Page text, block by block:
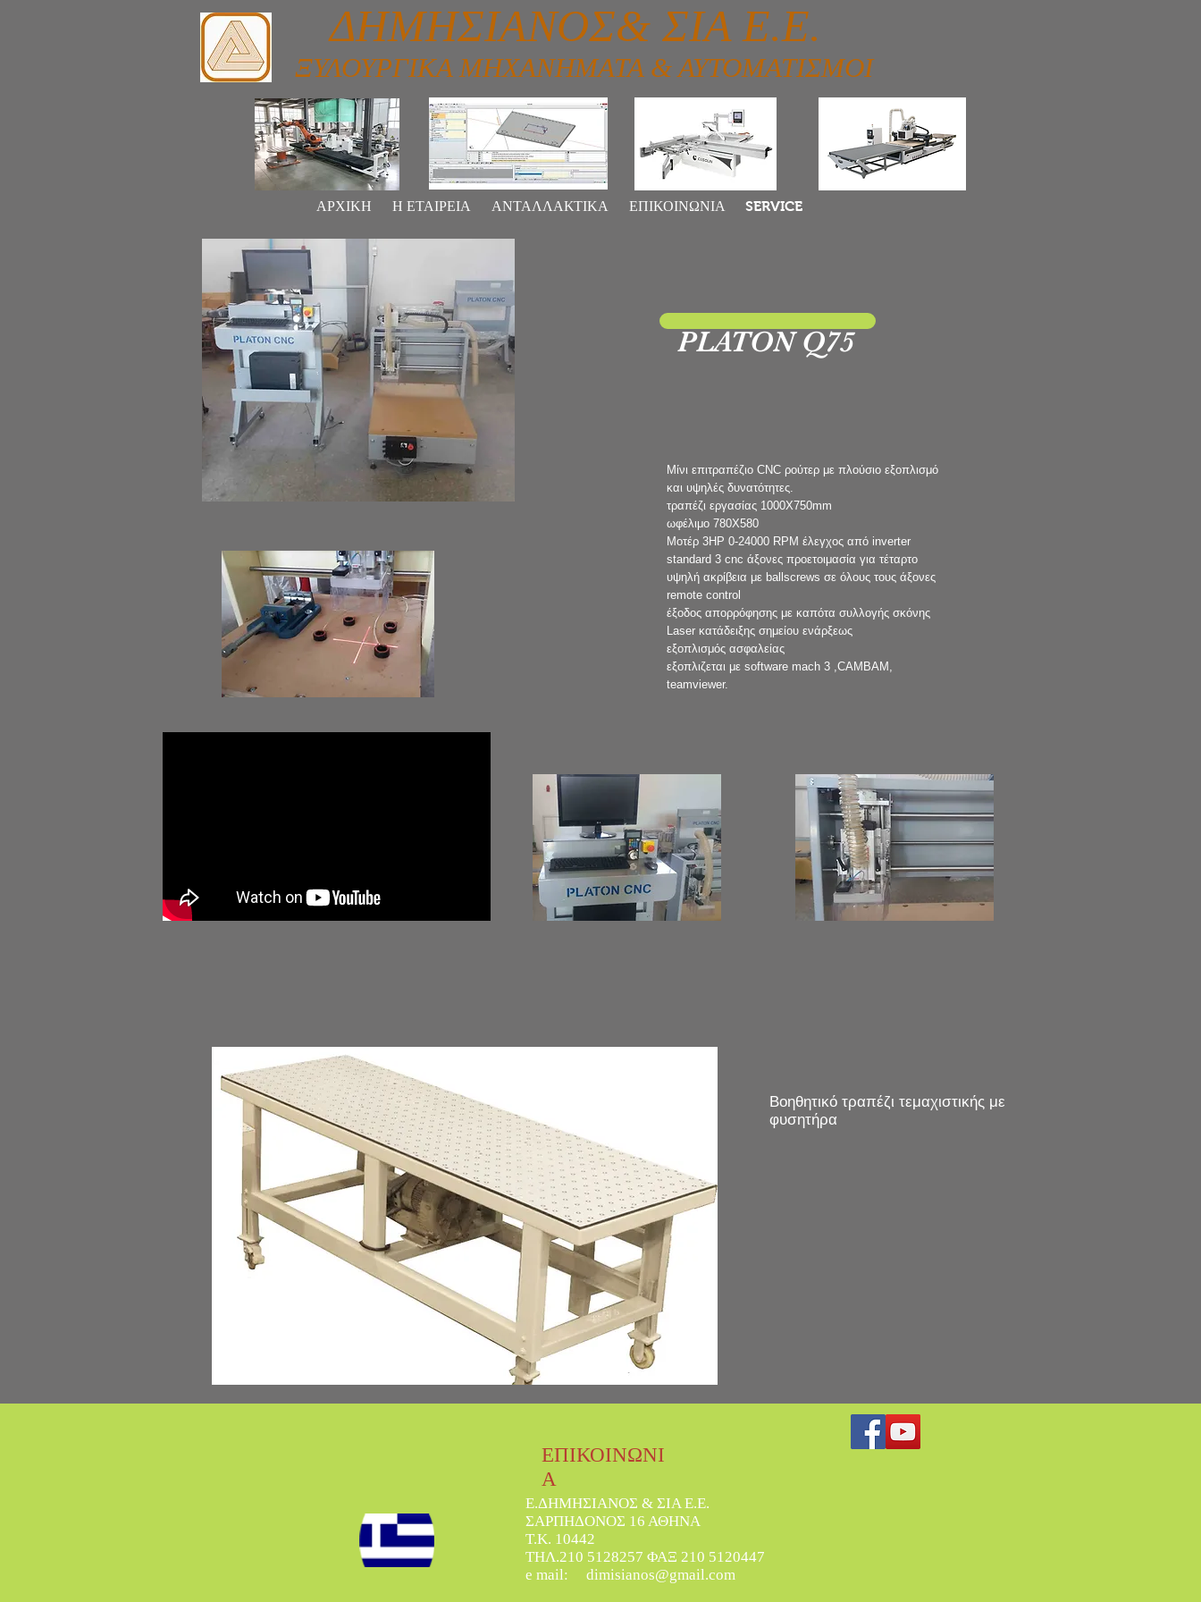
ΔΗΜΗΣΙΑΝΟΣ& ΣΙΑ Ε.Ε.
ΞΥΛΟΥΡΓΙΚΑ ΜΗΧΑΝΗΜΑΤΑ & ΑΥΤΟΜΑΤΙΣΜΟΙ
ΑΡΧΙΚΗ Η ΕΤΑΙΡΕΙΑ ΑΝΤΑΛΛΑΚΤΙΚΑ ΕΠΙΚΟΙΝΩΝΙΑ SERVICE
PLATON Q75
Μίνι επιτραπέζιο CNC ρούτερ με πλούσιο εξοπλισμό
και υψηλές δυνατότητες.
τραπέζι εργασίας 1000Χ750mm
ωφέλιμο 780Χ580
Μοτέρ 3ΗΡ 0-24000 RPM έλεγχος από inverter
standard 3 cnc άξονες προετοιμασία για τέταρτο
υψηλή ακρίβεια με ballscrews σε όλους τους άξονες
remote control
έξοδος απορρόφησης με καπότα συλλογής σκόνης
Laser κατάδειξης σημείου ενάρξεως
εξοπλισμός ασφαλείας
εξοπλιζεται με software mach 3 ,CAMBAM,
teamviewer.
Βοηθητικό τραπέζι τεμαχιστικής με
φυσητήρα
ΕΠΙΚΟΙΝΩΝΙ
Α
Ε.ΔΗΜΗΣΙΑΝΟΣ & ΣΙΑ Ε.Ε.
ΣΑΡΠΗΔΟΝΟΣ 16 ΑΘΗΝΑ
Τ.Κ. 10442
ΤΗΛ.210 5128257 ΦΑΞ 210 5120447
e mail: dimisianos@gmail.com